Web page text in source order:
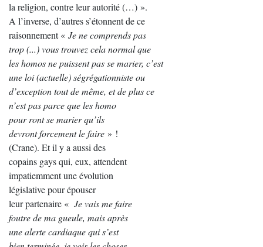
la religion, contre leur autorité (…) ».
A l’inverse, d’autres s’étonnent de ce
raisonnement « Je ne comprends pas
trop (...) vous trouvez cela normal que
les homos ne puissent pas se marier, c’est
une loi (actuelle) ségrégationniste ou
d’exception tout de même, et de plus ce
n’est pas parce que les homo
pour ront se marier qu’ils
devront forcement le faire » !
(Crane). Et il y a aussi des
copains gays qui, eux, attendent
impatiemment une évolution
législative pour épouser
leur partenaire « Je vais me faire
foutre de ma gueule, mais après
une alerte cardiaque qui s’est